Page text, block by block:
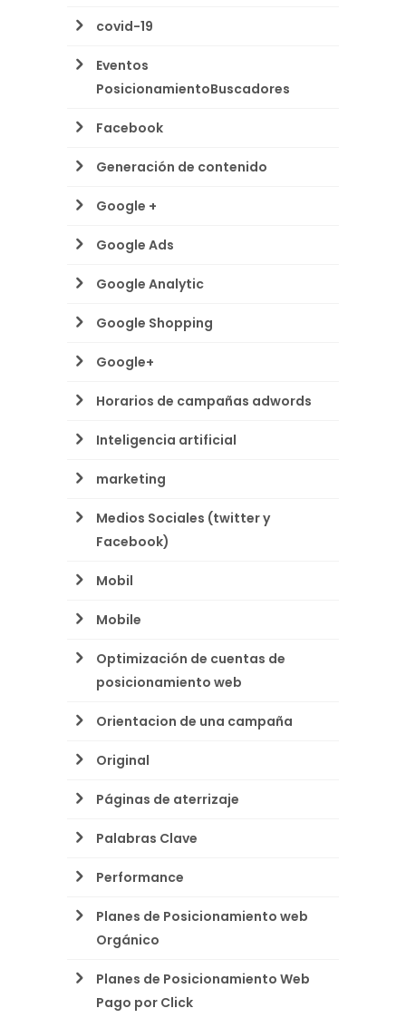
covid-19
Eventos
PosicionamientoBuscadores
Facebook
Generación de contenido
Google +
Google Ads
Google Analytic
Google Shopping
Google+
Horarios de campañas adwords
Inteligencia artificial
marketing
Medios Sociales (twitter y
Facebook)
Mobil
Mobile
Optimización de cuentas de
posicionamiento web
Orientacion de una campaña
Original
Páginas de aterrizaje
Palabras Clave
Performance
Planes de Posicionamiento web
Orgánico
Planes de Posicionamiento Web
Pago por Click